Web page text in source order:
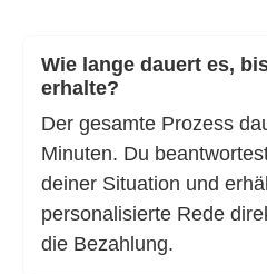
Wie lange dauert es,
erhalte?
Der gesamte Prozess
Minuten. Du
deiner Situation und
personalisierte Rede
die Bezahlung.